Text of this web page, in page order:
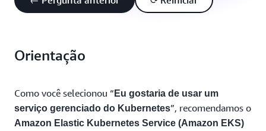
Orientação
Como você selecionou “ Eu gostaria de usar um
serviço gerenciado do Kubernetes”, recomendamos o
Amazon Elastic Kubernetes Service (Amazon EKS)